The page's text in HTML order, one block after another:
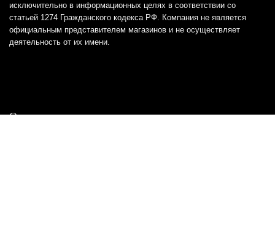
исключительно в информационных целях в соответствии со
статьей 1274 Гражданского кодекса РФ. Компания не является
официальным представителем магазинов и не осуществляет
деятельность от их имени.
Отказ от ответственности